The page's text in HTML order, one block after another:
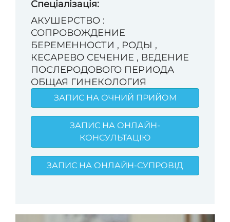
Спеціалізація:
АКУШЕРСТВО :
СОПРОВОЖДЕНИЕ
БЕРЕМЕННОСТИ , РОДЫ ,
КЕСАРЕВО СЕЧЕНИЕ , ВЕДЕНИЕ
ПОСЛЕРОДОВОГО ПЕРИОДА
ОБЩАЯ ГИНЕКОЛОГИЯ
ЗАПИС НА ОЧНИЙ ПРИЙОМ
ЗАПИС НА ОНЛАЙН-
КОНСУЛЬТАЦІЮ
ЗАПИС НА ОНЛАЙН-СУПРОВІД